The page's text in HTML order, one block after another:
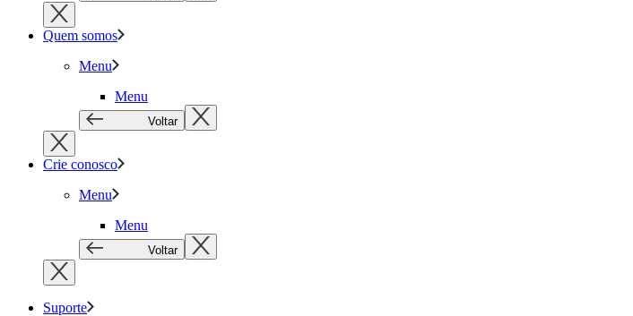
Quem somos
Menu
Menu
Voltar
Crie conosco
Menu
Menu
Voltar
Suporte